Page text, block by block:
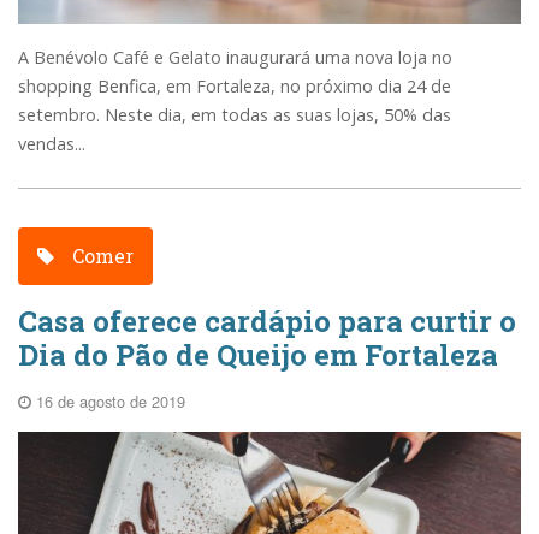
A Benévolo Café e Gelato inaugurará uma nova loja no
shopping Benfica, em Fortaleza, no próximo dia 24 de
setembro. Neste dia, em todas as suas lojas, 50% das
vendas...
Comer
Casa oferece cardápio para curtir o
Dia do Pão de Queijo em Fortaleza
16 de agosto de 2019